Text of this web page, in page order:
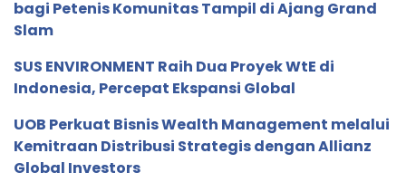
bagi Petenis Komunitas Tampil di Ajang Grand
Slam
SUS ENVIRONMENT Raih Dua Proyek WtE di
Indonesia, Percepat Ekspansi Global
UOB Perkuat Bisnis Wealth Management melalui
Kemitraan Distribusi Strategis dengan Allianz
Global Investors